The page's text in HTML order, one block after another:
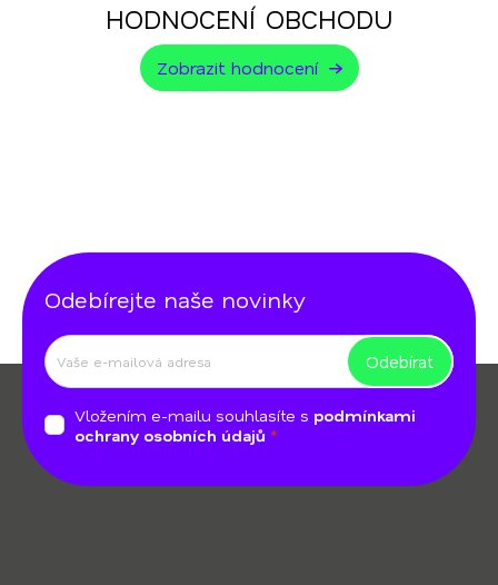
HODNOCENÍ OBCHODU
Zobrazit hodnocení
Odebírejte naše novinky
Vložením e-mailu souhlasíte s podmínkami
ochrany osobních údajů
Odebírat